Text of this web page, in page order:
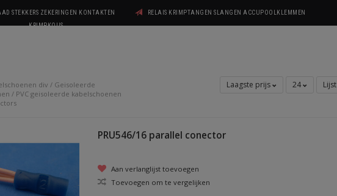
STEKKERS ZEKERINGEN KONTAKTEN
KRIMPKOUS
RELAIS KRIMPTANGEN SLANGEN ACCUPOOLKLEMMEN
div / Geisoleerde
/ PVC geisoleerde kabelschoenen
Laagste prijs 24 Lijst
PRU546/16 parallel conector
Aan verlanglijst toevoegen
Toevoegen om te vergelijken